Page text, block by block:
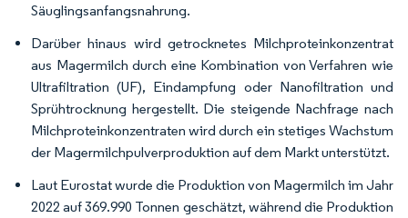
Säuglingsanfangsnahrung.
Darüber hinaus wird getrocknetes Milchproteinkonzentrat
aus Magermilch durch eine Kombination von Verfahren wie
Ultrafiltration (UF), Eindampfung oder Nanofiltration und
Sprühtrocknung hergestellt. Die steigende Nachfrage nach
Milchproteinkonzentraten wird durch ein stetiges Wachstum
der Magermilchpulverproduktion auf dem Markt unterstützt.
Laut Eurostat wurde die Produktion von Magermilch im Jahr
2022 auf 369.990 Tonnen geschätzt, während die Produktion